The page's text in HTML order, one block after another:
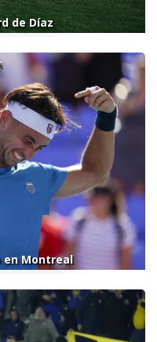
de Díaz
en Montreal